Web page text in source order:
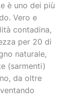
è uno dei più
Vero e
contadina,
per 20 di
naturale,
(sarmenti)
da oltre